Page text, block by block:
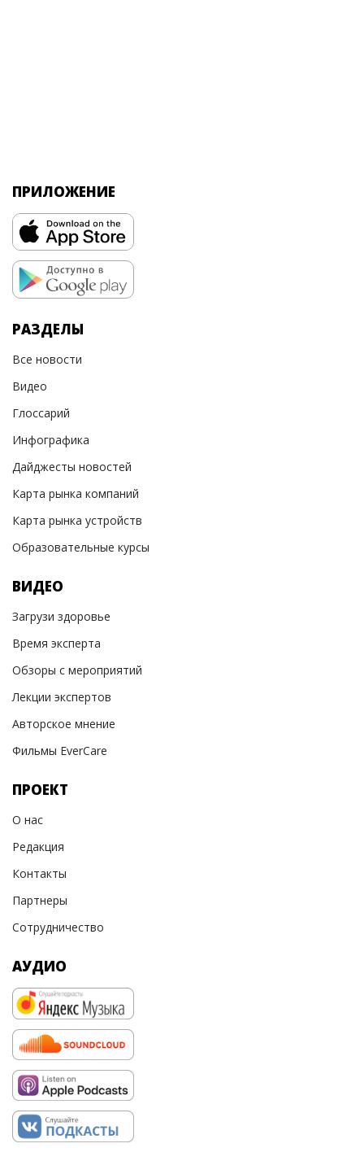
ПРИЛОЖЕНИЕ
РАЗДЕЛЫ
Все новости
Видео
Глоссарий
Инфографика
Дайджесты новостей
Карта рынка компаний
Карта рынка устройств
Образовательные курсы
ВИДЕО
Загрузи здоровье
Время эксперта
Обзоры с мероприятий
Лекции экспертов
Авторское мнение
Фильмы EverCare
ПРОЕКТ
О нас
Редакция
Контакты
Партнеры
Сотрудничество
АУДИО